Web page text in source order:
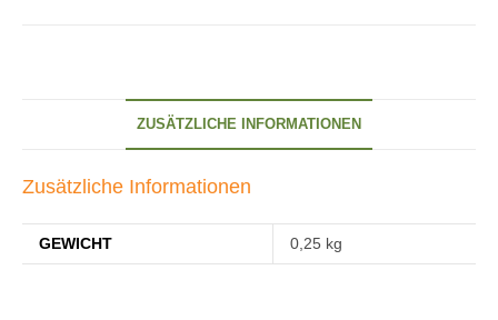
ZUSÄTZLICHE INFORMATIONEN
Zusätzliche Informationen
GEWICHT 0,25 kg